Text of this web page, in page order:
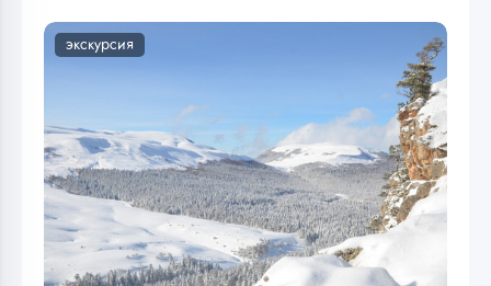
экскурсия